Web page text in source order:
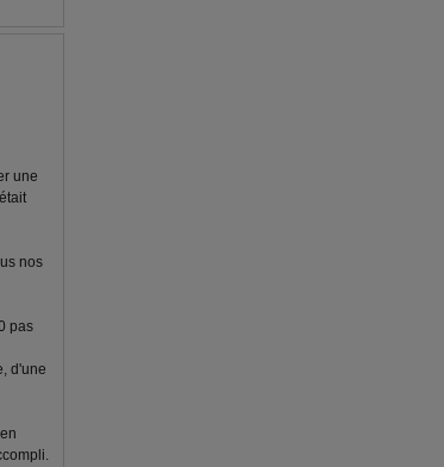
une
nos
pas
d'une